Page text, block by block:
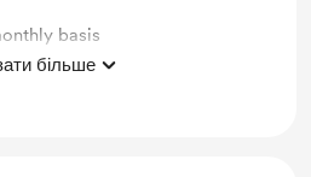
basis
and messages
більше